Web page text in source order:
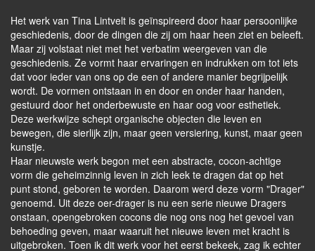
Het werk van Tina Lintvelt is geïnspireerd door haar persoonlijke
geschiedenis, door de dingen die zij om haar heen ziet en beleeft.
Maar zij volstaat niet met het verbatim weergeven van die
geschiedenis. Ze vormt haar ervaringen en indrukken om tot iets
dat voor ieder van ons op de een of andere manier begrijpelijk
wordt. De vormen ontstaan in en door en onder haar handen,
gestuurd door het onderbewuste en haar oog voor esthetiek.
Deze werkwijze schept organische objecten die leven en
bewegen, die sierlijk zijn, maar geen versiering, kunst, maar geen
kunstje.
Haar nieuwste werk begon met een abstracte, cocon-achtige
vorm die geheimzinnig leven in zich leek te dragen dat op het
punt stond, geboren te worden. Daarom werd deze vorm "Drager"
genoemd. Uit deze oer-drager is nu een serie nieuwe Dragers
onstaan, opengebroken cocons die nog ons nog het gevoel van
behoeding geven, maar waaruit het nieuwe leven met kracht is
uitgebroken. Toen ik dit werk voor het eerst bekeek, zag ik echter